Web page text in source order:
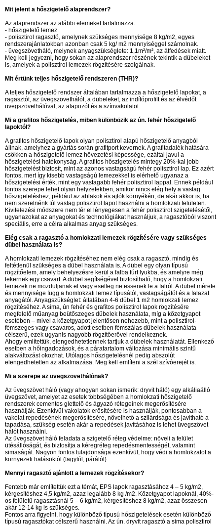
Mit jelent a hőszigetelő alaprendszer?
Az alaprendszer az alábbi elemeket tartalmazza:
- hőszigetelő lemez
- polisztirol ragasztó, amelynek szükséges mennyisége 8 kg/m2, egyes
rendszerajánlatokban azonban csak 5 kg/ m2 mennyiséggel számolnak.
- üvegszövetháló, melynek anyagszükséglete: 1,1m²/m², az átfedések miatt.
Meg kell jegyezni, hogy sokan az alaprendszer részének tekintik a dübeleket
is, amelyek a polisztirol lemezek rögzítésére szolgálnak.
Mit értünk teljes hőszigetelő rendszeren (THR)?
A teljes hőszigetelő rendszer általában tartalmazza a hőszigetelő lapokat, a
ragasztót, az üvegszövethálót, a dübeleket, az indítóprofilt és az élvédőt
üvegszövethálóval, az alapozót és a színvakolatot.
Mi a grafitos hőszigetelés, miben különbözik az ún. fehér hőszigetelő
lapoktól?
A grafitos hőszigetelő lapok olyan polisztirol alapú hőszigetelő anyagból
állnak, amelyhez a gyártás során grafitport kevernek. A grafitadalék hatására
csökken a hőszigetelő lemez hővezetési képessége, ezáltal javul a
hőszigetelési hatékonyság. A grafitos hőszigetelés mintegy 20%-kal jobb
hőszigetelést biztosít, mint az azonos vastagságú fehér polisztirol lap. Ez azért
fontos, mert így kisebb vastagságú lemezekkel is elérhető ugyanaz a
hőszigetelési érték, mint egy vastagabb fehér polisztirol lappal. Ennek például
fontos szerepe lehet olyan helyzetekben, amikor nincs elég hely a vastag
hőszigeteléshez, például az ablakok és ajtók környékén, de akár akkor is, ha
nem szeretnénk túl vastag polisztirol lapot használni a homlokzati felületen.
Kivitelezési módszere nem tér el lényegesen a fehér polisztirol szigetelésétől,
ugyanazokat az anyagokat és technológiákat használjuk, a ragasztóból viszont
speciális, erre a célra alkalmas anyag szükséges.
Elég csak a ragasztó a homlokzati lemezek rögzítésére vagy szükséges
dübel használata is?
A homlokzati lemezek rögzítéséhez nem elég csak a ragasztó, mindig és
feltétlenül szükséges a dübel használata is. A dübel egy olyan típusú
rögzítőelem, amely behelyezésre kerül a falba fúrt lyukba, és amelyre még
tekernek egy csavart. A dübel segítségével biztosítható, hogy a homlokzati
lemezek ne mozduljanak el vagy esetleg ne essenek le a falról. A dübel mérete
és mennyisége függ a homlokzati lemez típusától, vastagságától és a falazat
anyagától. Anyagszükséglet: általában 4-6 dübel 1 m2 homlokzati lemez
rögzítéséhez. A sima, ún fehér és grafitos polisztirol lapok rögzítésére
megfelelő műanyag beütőszeges dübelek használata, míg a kőzetgyapot
esetében – mivel a kőzetgyapot jelentősen nehezebb, mint a polisztirol-
fémszeges vagy csavaros, adott esetben fémszálas dübelek használata
célszerű, ezek ugyanis nagyobb rögzítőerővel rendelkeznek.
Ahogy említettük, elengedhetetlennek tartjuk a dübelek használatát. Ellenkező
esetben a hőingadozások, és a páratartalom változása minimális szintű
alakváltozást okozhat. Utólagos hőszigetelésnél pedig abszolút
elengedhetetlen az alkalmazása. Meg kell említeni a szél szívóerejét is.
Mi a szerepe az üvegszövethálónak?
Az üvegszövet háló (vagy ahogyan sokan ismerik: dryvit háló) egy alkáliaálló
üvegszövet, amelyet az esetek többségében a homlokzati hőszigetelő
rendszerek cementes glettelő és ágyazó rétegeinek megerősítésére
használják. Ezenkívül vakolatok erősítésére is használják, pontosabban a
vakolat repedésének megerősítésére, növelhető a szilárdsága és javítható a
tapadása, szükség esetén akár a repedések javításához is lehet üvegszövet
hálót használni.
Az üvegszövet háló feladata a szigetelő réteg védelme: növeli a felület
ütésállóságát, és biztosítja a kéregréteg repedésmentességét, valamint
simaságát. Nagyon fontos tulajdonsága ezenkívül, hogy védi a homlokzatot a
környezeti hatásoktól (fagytól, párától).
Mennyi ragasztó ajánlott a lemezek rögzítésekor?
Fentebb már említettük ezt a témát, EPS lapok ragasztásához 4 – 5 kg/m2,
kérgesítéshez 4,5 kg/m2, azaz legalább 8 kg /m2. Kőzetgyapot lapoknál, 40%-
os felületű ragasztásnál 5 – 6 kg/m2, kérgesítéshez 8 kg/m2, azaz összesen
akár 12-14 kg is szükséges.
Fontos arra figyelni, hogy különböző típusú hőszigetelések esetén különböző
típusú ragasztókat célszerű használni. Az ún. dryvit ragasztó a sima polisztirol